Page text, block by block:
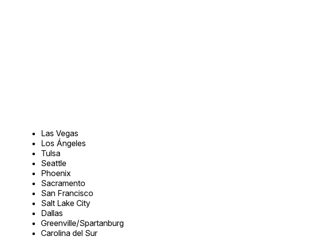
Las Vegas
Los Ángeles
Tulsa
Seattle
Phoenix
Sacramento
San Francisco
Salt Lake City
Dallas
Greenville/Spartanburg
Carolina del Sur